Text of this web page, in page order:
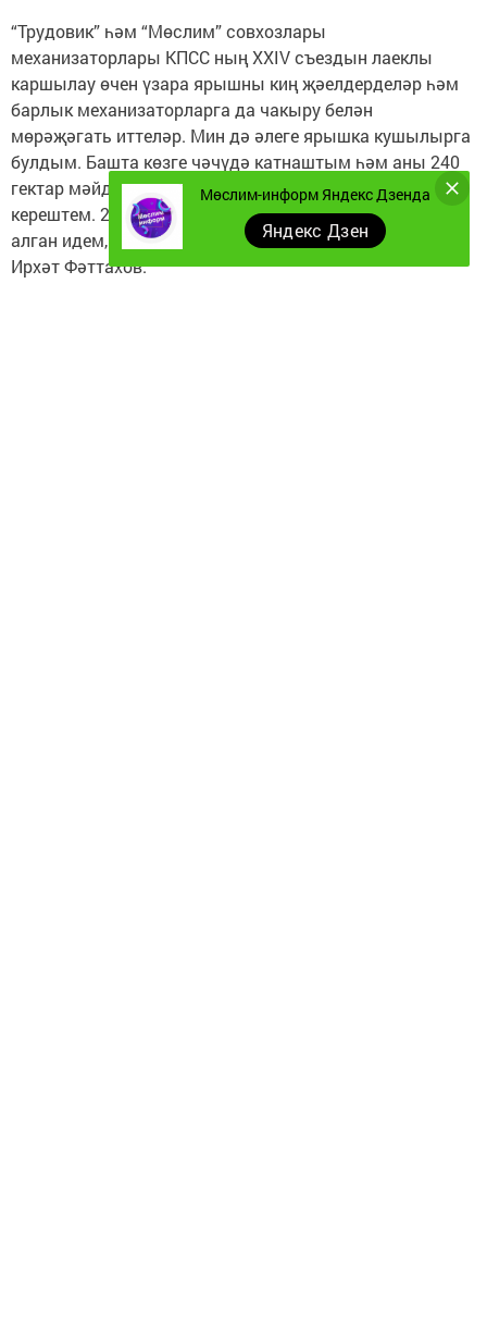
“Трудовик” һәм “Мөслим” совхозлары
механизаторлары КПСС ның XXIV съездын лаеклы
каршылау өчен үзара ярышны киң җәелдерделәр һәм
барлык механизаторларга да чакыру белән
мөрәҗәгать иттеләр. Мин дә әлеге ярышка кушылырга
булдым. Башта көзге чәчүдә катнаштым һәм аны 240
гектар мәйданда үтәдем. Аннан соң тунга сөрүгә
керештем. 250 гектар мәйданда туңга сөрергә йөкләмә
алган идем, аны 300 гектарга җиткерергә булдым.
Ирхәт Фәттахов.
Мөслим-информ Яндекс Дзенда
Яндекс Дзен